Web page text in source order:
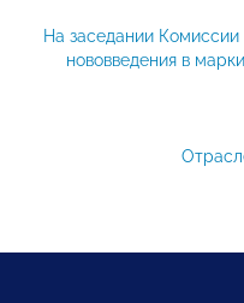
На заседании
нововведения в